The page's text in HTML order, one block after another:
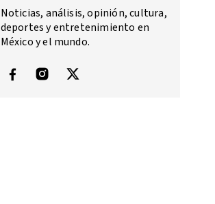
Noticias, análisis, opinión, cultura,
deportes y entretenimiento en
México y el mundo.